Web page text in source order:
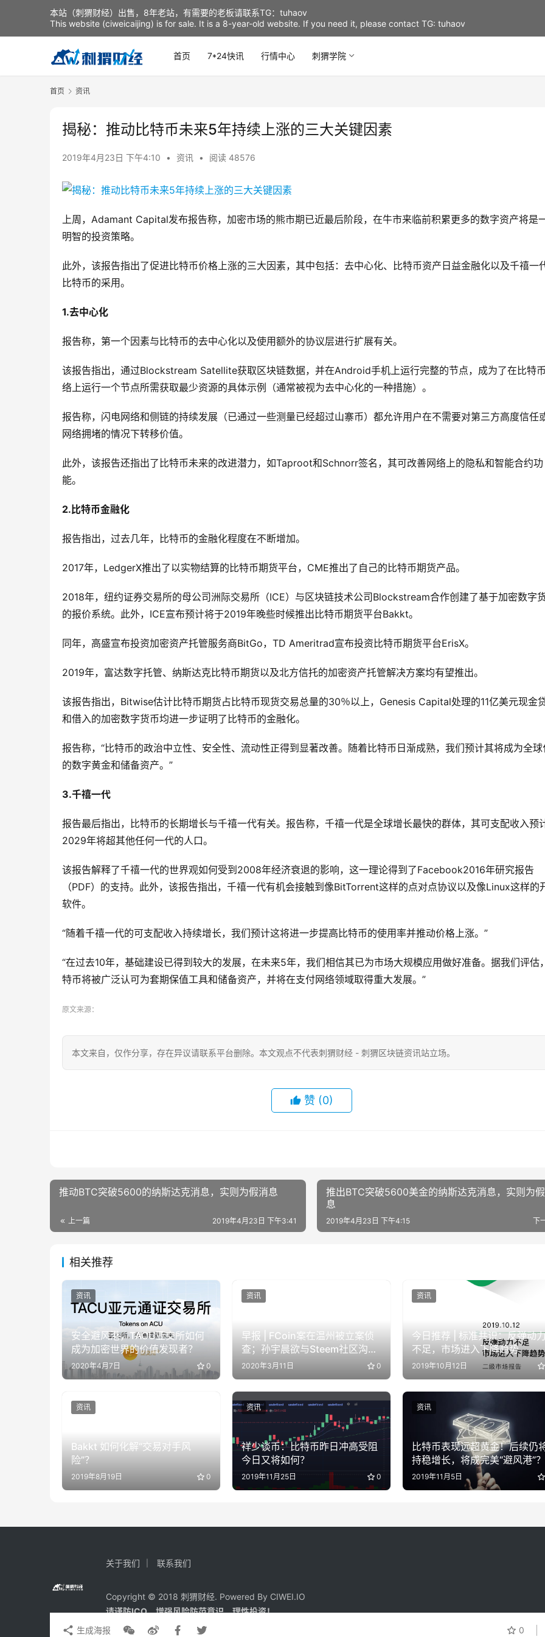
首页 7*24快讯 行情中心 刺猬学院
首页 资讯
揭秘：推动比特币未来5年持续上涨的三大关键因素
2019年4月23日 下午4:10 • 资讯 • 阅读 48576
上周，Adamant Capital发布报告称，加密市场的熊市期已近最后阶段，在牛市来临前积累更多的数字资产将是
明智的投资策略。
此外，该报告指出了促进比特币价格上涨的三大因素，其中包括：去中心化、比特币资产日益金融化以及千禧一
比特币的采用。
1.去中心化
报告称，第一个因素与比特币的去中心化以及使用额外的协议层进行扩展有关。
该报告指出，通过Blockstream Satellite获取区块链数据，并在Android手机上运行完整的节点，成为了在比特
络上运行一个节点所需获取最少资源的具体示例（通常被视为去中心化的一种措施）。
报告称，闪电网络和侧链的持续发展（已通过一些测量已经超过山寨币）都允许用户在不需要对第三方高度信任
网络拥堵的情况下转移价值。
此外，该报告还指出了比特币未来的改进潜力，如Taproot和Schnorr签名，其可改善网络上的隐私和智能合约功
能。
2.比特币金融化
报告指出，过去几年，比特币的金融化程度在不断增加。
2017年，LedgerX推出了以实物结算的比特币期货平台，CME推出了自己的比特币期货产品。
2018年，纽约证券交易所的母公司洲际交易所（ICE）与区块链技术公司Blockstream合作创建了基于加密数字
的报价系统。此外，ICE宣布预计将于2019年晚些时候推出比特币期货平台Bakkt。
同年，高盛宣布投资加密资产托管服务商BitGo，TD Ameritrad宣布投资比特币期货平台ErisX。
2019年，富达数字托管、纳斯达克比特币期货以及北方信托的加密资产托管解决方案均有望推出。
该报告指出，Bitwise估计比特币期货占比特币现货交易总量的30％以上，Genesis Capital处理的11亿美元现金
和借入的加密数字货币均进一步证明了比特币的金融化。
报告称，“比特币的政治中立性、安全性、流动性正得到显著改善。随着比特币日渐成熟，我们预计其将成为全球
的数字黄金和储备资产。”
3.千禧一代
报告最后指出，比特币的长期增长与千禧一代有关。报告称，千禧一代是全球增长最快的群体，其可支配收入预
2029年将超其他任何一代的人口。
该报告解释了千禧一代的世界观如何受到2008年经济衰退的影响，这一理论得到了Facebook2016年研究报告
（PDF）的支持。此外，该报告指出，千禧一代有机会接触到像BitTorrent这样的点对点协议以及像Linux这样的
软件。
“随着千禧一代的可支配收入持续增长，我们预计这将进一步提高比特币的使用率并推动价格上涨。”
“在过去10年，基础建设已得到较大的发展，在未来5年，我们相信其已为市场大规模应用做好准备。据我们评估
特币将被广泛认可为套期保值工具和储备资产，并将在支付网络领域取得重大发展。”
原文来源：
本文来自 ，仅作分享，存在异议请联系平台删除。本文观点不代表刺猬财经 - 刺猬区块链资讯站立场。
赞 (0)
0
生成海报
推动BTC突破5600的纳斯达克消息，实则为假消息
上一篇 2019年4月23日 下午3:41
推出BTC突破5600美金的纳斯达克消息，实则为
息
下
2019年4月23日 下午4:15
相关推荐
安全避风港，TACU亚交所如何
成为加密世界的价值发现者？
2020年4月7日 0
资讯
早报 | FCoin案在温州被立案侦
查；孙宇晨欲与Steem社区沟通
平息纷争，社区要求其道歉
2020年3月11日 0
资讯
今日推荐 | 标准共识：反弹动
不足，市场进入下降趋势
2019年10月12日
资讯
Bakkt 如何化解“交易对手风
险”？
2019年8月19日 0
资讯
祥少谈币：比特币昨日冲高受阻
今日又将如何？
2019年11月25日 0
资讯
比特币表现远超黄金！后续仍
持稳增长，将成完美“避风港”？
2019年11月5日
资讯
关于我们 联系我们
Copyright © 2018 刺猬财经. Powered By CIWEI.IO
请谨防ICO、增强风险防范意识，理性投资！
本站（刺猬财经）出售，8年老站，有需要的老板请联系TG：tuhaov
This website (ciweicaijing) is for sale. It is a 8-year-old website. If you need it, please contact TG: tuhaov